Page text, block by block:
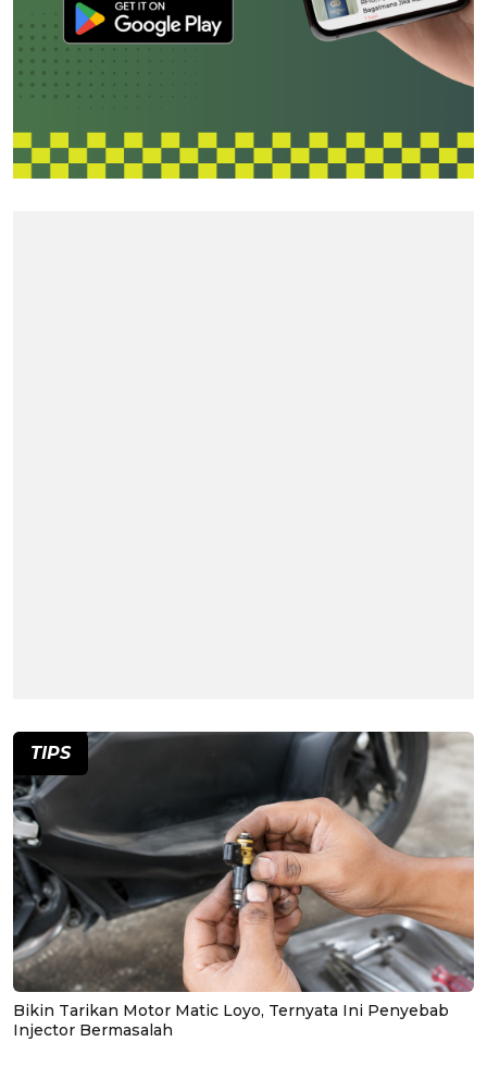
TIPS
Bikin Tarikan Motor Matic Loyo, Ternyata Ini Penyebab
Injector Bermasalah